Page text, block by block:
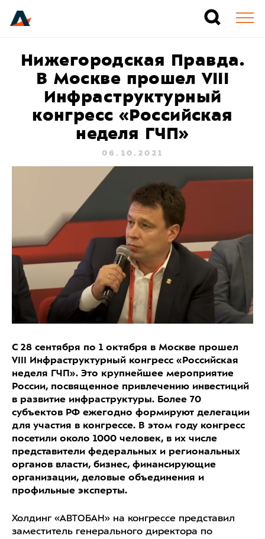
Нижегородская Правда.
В Москве прошел VIII
Инфраструктурный
конгресс «Российская
неделя ГЧП»
06.10.2021
С 28 сентября по 1 октября в Москве прошел
VIII Инфраструктурный конгресс «Российская
неделя ГЧП». Это крупнейшее мероприятие
России, посвященное привлечению инвестиций
в развитие инфраструктуры. Более 70
субъектов РФ ежегодно формируют делегации
для участия в конгрессе. В этом году конгресс
посетили около 1000 человек, в их числе
представители федеральных и региональных
органов власти, бизнес, финансирующие
организации, деловые объединения и
профильные эксперты.
Холдинг «АВТОБАН» на конгрессе представил
заместитель генерального директора по